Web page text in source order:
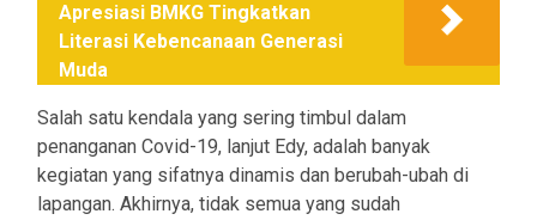
Apresiasi BMKG Tingkatkan
Literasi Kebencanaan Generasi
Muda
Salah satu kendala yang sering timbul dalam
penanganan Covid-19, lanjut Edy, adalah banyak
kegiatan yang sifatnya dinamis dan berubah-ubah di
lapangan. Akhirnya, tidak semua yang sudah